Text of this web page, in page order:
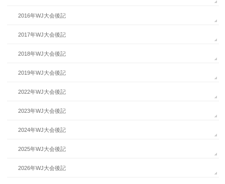
2016年WJ大会後記
2017年WJ大会後記
2018年WJ大会後記
2019年WJ大会後記
2022年WJ大会後記
2023年WJ大会後記
2024年WJ大会後記
2025年WJ大会後記
2026年WJ大会後記